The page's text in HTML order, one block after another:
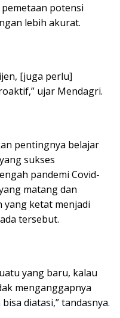
pemetaan potensi
lebih akurat.
[juga perlu]
ujar Mendagri.
pentingnya belajar
sukses
pandemi Covid-
matang dan
ketat menjadi
tersebut.
yang baru, kalau
menganggapnya
diatasi,” tandasnya.